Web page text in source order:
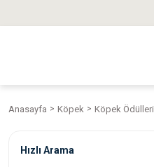
Anasayfa Köpek Köpek Ödülleri
Hızlı Arama